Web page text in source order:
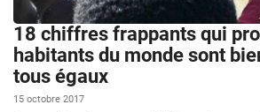
18 chiffres frappants qui
habitants du monde sont
tous égaux
15 octobre 2017